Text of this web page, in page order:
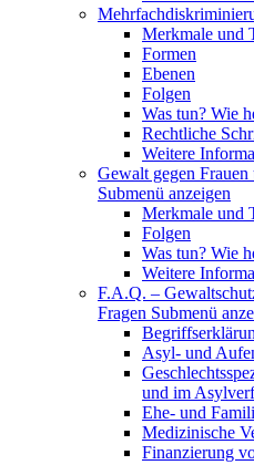
Merkmale und
Formen
Ebenen
Folgen
Was tun? Wie
Rechtliche
Weitere
Gewalt gegen
Submenü anzeigen
Merkmale und
Folgen
Was tun? Wie
Weitere
F.A.Q. –
Fragen Submenü
Asyl- und
und im
Ehe- und
Medizinische
Finanzierung